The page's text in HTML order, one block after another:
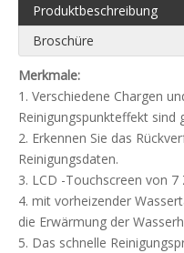
Produktbeschreibung
Broschüre
Merkmale:
1. Verschiedene Chargen
Reinigungspunkteffekt sind
2. Erkennen Sie das
Reinigungsdaten.
3. LCD -Touchscreen von
4. mit vorheizender
die Erwärmung der
5. Das schnelle